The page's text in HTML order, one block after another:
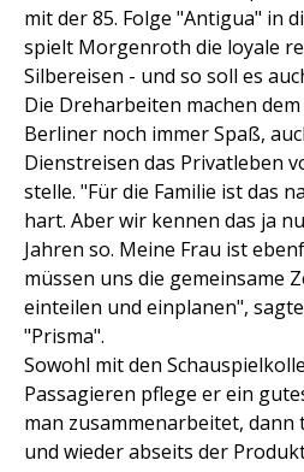
mit der 85. Folge "Antigua" in
spielt Morgenroth die loyale
Silbereisen - und so soll es
Die Dreharbeiten machen
Berliner noch immer Spaß,
Dienstreisen das Privatleben
stelle. "Für die Familie ist das
hart. Aber wir kennen das ja
Jahren so. Meine Frau ist
müssen uns die gemeinsame
einteilen und einplanen",
"Prisma".
Sowohl mit den
Passagieren pflege er ein
man zusammenarbeitet,
und wieder abseits der